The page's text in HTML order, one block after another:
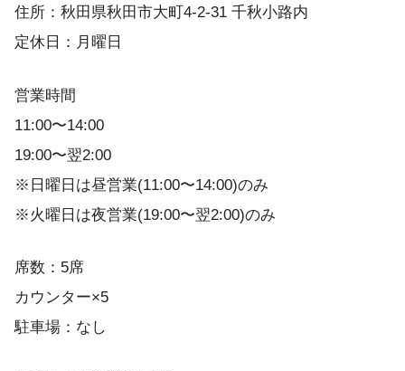
住所：秋田県秋田市大町4-2-31 千秋小路内
定休日：月曜日
営業時間
11:00〜14:00
19:00〜翌2:00
※日曜日は昼営業(11:00〜14:00)のみ
※火曜日は夜営業(19:00〜翌2:00)のみ
席数：5席
カウンター×5
駐車場：なし